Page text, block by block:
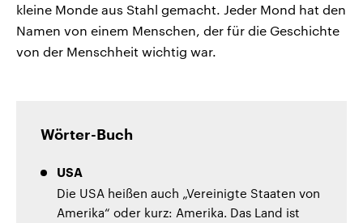
kleine Monde aus Stahl gemacht. Jeder Mond hat den
Namen von einem Menschen, der für die Geschichte
von der Menschheit wichtig war.
Wörter-Buch
USA
Die USA heißen auch „Vereinigte Staaten von
Amerika“ oder kurz: Amerika. Das Land ist